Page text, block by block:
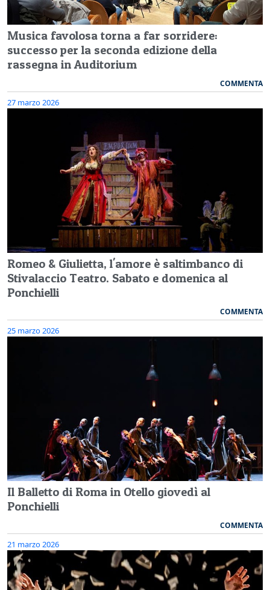
Musica favolosa torna a far sorridere:
successo per la seconda edizione della
rassegna in Auditorium
COMMENTA
27 marzo 2026
Romeo & Giulietta, l'amore è saltimbanco di
Stivalaccio Teatro. Sabato e domenica al
Ponchielli
COMMENTA
25 marzo 2026
Il Balletto di Roma in Otello giovedì al
Ponchielli
COMMENTA
21 marzo 2026